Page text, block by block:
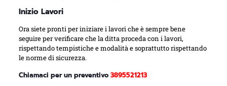
Inizio Lavori
Ora siete pronti per iniziare i lavori che è sempre bene
seguire per verificare che la ditta proceda con i lavori,
rispettando tempistiche e modalità e soprattutto rispettando
le norme di sicurezza.
Chiamaci per un preventivo 3895521213